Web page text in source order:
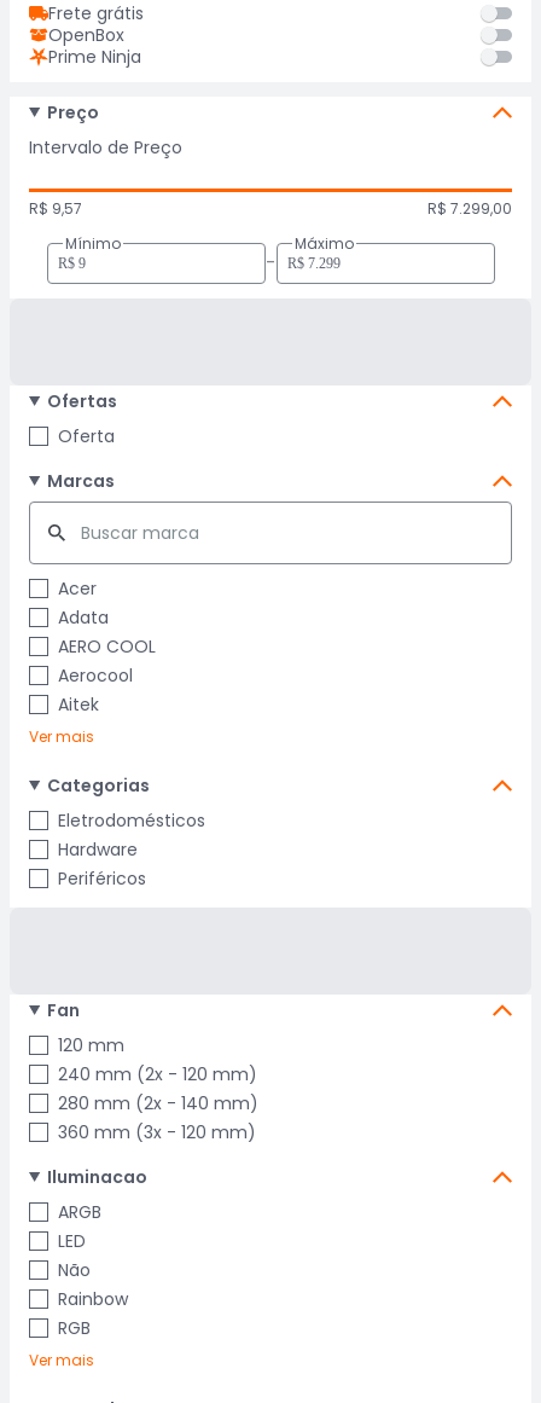
Frete grátis
OpenBox
Prime Ninja
Preço
Intervalo de Preço
R$ 9,57
R$ 7.299,00
Mínimo
-
Máximo
Ofertas
Oferta
Marcas
Acer
Adata
AERO COOL
Aerocool
Aitek
Ver mais
Categorias
Eletrodomésticos
Hardware
Periféricos
Fan
120 mm
240 mm (2x - 120 mm)
280 mm (2x - 140 mm)
360 mm (3x - 120 mm)
Iluminacao
ARGB
LED
Não
Rainbow
RGB
Ver mais